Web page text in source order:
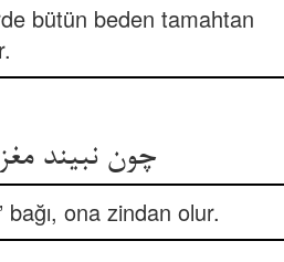
bütün beden tamahtan
چون نبیند مغز قانع شد به پوست ** بند عز من قنع زندان اوست
ona zindan olur.